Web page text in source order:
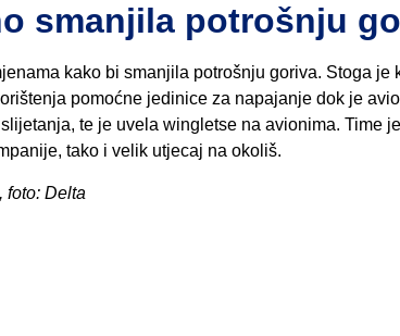
smanjila potrošnju
kako bi smanjila potrošnju goriva. Stoga
pomoćne jedinice za napajanje dok je
te je uvela wingletse na avionima. Time
tako i velik utjecaj na okoliš.
foto: Delta